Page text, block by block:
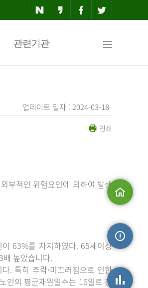
관련기관
맵
업데이트 일자 : 2024-03-18
인쇄
부적인 위험요인에 의하여 발생
63%를 차지하였다. 65세이상
높았습니다.
. 특히 추락⋅미끄러짐으로 인한
의 평균재원일수는 16일로 전